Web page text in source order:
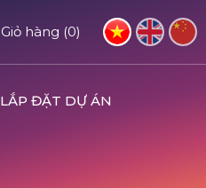
Giỏ hàng (0)
LẮP ĐẶT DỰ ÁN